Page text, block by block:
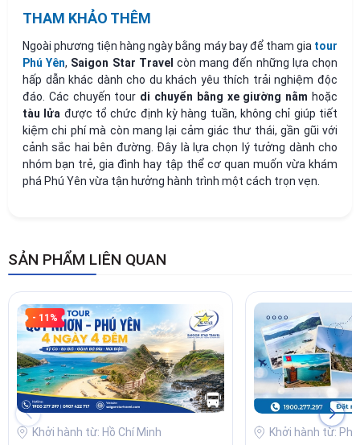
THAM KHẢO THÊM
Ngoài phương tiện hàng ngày bằng máy bay để tham gia tour
Phú Yên, Saigon Star Travel còn mang đến những lựa chọn
hấp dẫn khác dành cho du khách yêu thích trải nghiệm độc
đáo. Các chuyến tour di chuyển bằng xe giường nằm hoặc
tàu lửa được tổ chức định kỳ hàng tuần, không chỉ giúp tiết
kiệm chi phí mà còn mang lại cảm giác thư thái, gần gũi với
cảnh sắc hai bên đường. Đây là lựa chọn lý tưởng dành cho
nhóm bạn trẻ, gia đình hay tập thể cơ quan muốn vừa khám
phá Phú Yên vừa tận hưởng hành trình một cách trọn vẹn.
SẢN PHẨM LIÊN QUAN
- 11%
Khởi hành từ: Hồ Chí Minh Khởi hành từ: